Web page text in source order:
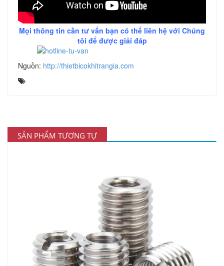
Mọi thông tin cần tư vấn bạn có thể liên hệ với Chúng
tôi để được giải đáp
Nguồn: http://thietbicokhitrangia.com
SẢN PHẨM TƯƠNG TỰ